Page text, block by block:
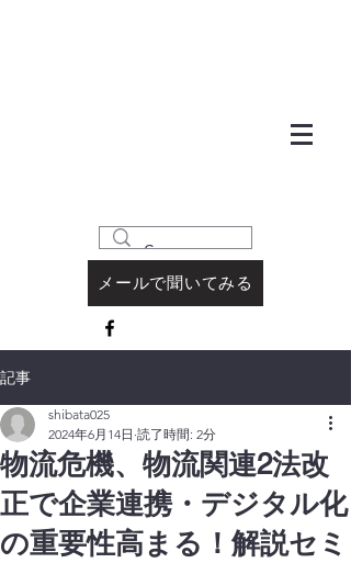
メールで聞いてみる
記事
物流危機、物流関連2法改
正で企業連携・デジタル化
の重要性高まる！解説セミ
shibata025
2024年6月14日 読了時間: 2分